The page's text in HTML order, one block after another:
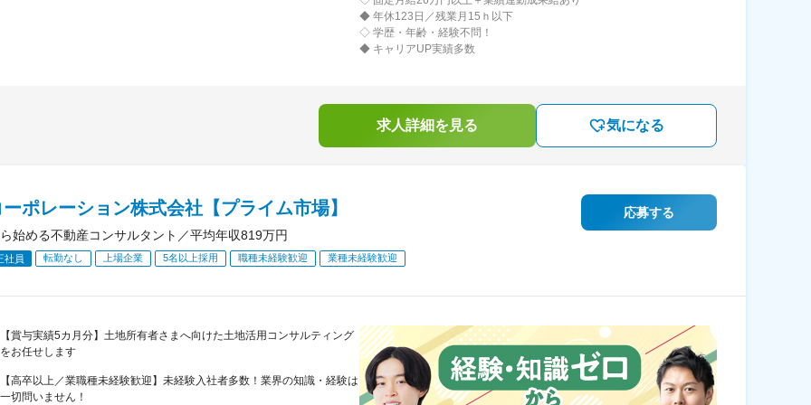
◆ 年休123日／残業月15ｈ以下
◇ 学歴・年齢・経験不問！
◆ キャリアUP実績多数
求人詳細を見る 気になる
ポレーション株式会社【プライム市場】
始める不動産コンサルタント／平均年収819万円
社員 転勤なし 上場企業 5名以上採用 職種未経験歓迎 業種未経験歓迎
応募する
【賞与実績5カ月分】土地所有者さまへ向けた土地活用コンサルティング
をお任せします
【高卒以上／業職種未経験歓迎】未経験入社者多数！業界の知識・経験は
一切問いません！